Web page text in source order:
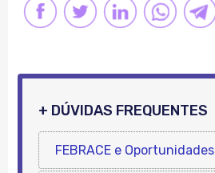
FACEBOOK
LINK
TWITTER
LINK
LINKEDIN
LINK
+ DÚVIDAS FREQUENTES
FEBRACE e Oportunidades